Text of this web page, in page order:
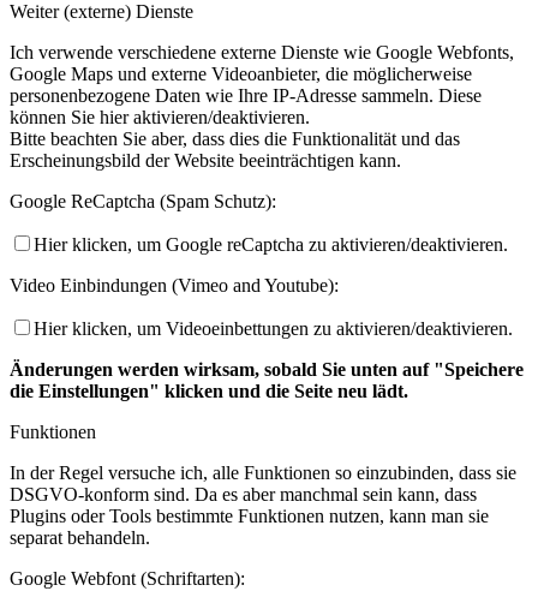
Weiter (externe) Dienste
Ich verwende verschiedene externe Dienste wie Google Webfonts,
Google Maps und externe Videoanbieter, die möglicherweise
personenbezogene Daten wie Ihre IP-Adresse sammeln. Diese
können Sie hier aktivieren/deaktivieren.
Bitte beachten Sie aber, dass dies die Funktionalität und das
Erscheinungsbild der Website beeinträchtigen kann.
Google ReCaptcha (Spam Schutz):
Hier klicken, um Google reCaptcha zu aktivieren/deaktivieren.
Video Einbindungen (Vimeo and Youtube):
Hier klicken, um Videoeinbettungen zu aktivieren/deaktivieren.
Änderungen werden wirksam, sobald Sie unten auf "Speichere
die Einstellungen" klicken und die Seite neu lädt.
Funktionen
In der Regel versuche ich, alle Funktionen so einzubinden, dass sie
DSGVO-konform sind. Da es aber manchmal sein kann, dass
Plugins oder Tools bestimmte Funktionen nutzen, kann man sie
separat behandeln.
Google Webfont (Schriftarten):